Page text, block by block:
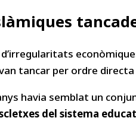
tancar per ordre
havia semblat un
del sistema